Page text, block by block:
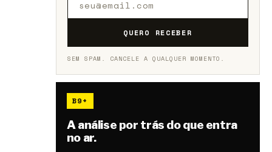
QUERO RECEBER
SEM SPAM. CANCELE A QUALQUER MOMENTO.
B9+
A análise por trás do que entra
no ar.